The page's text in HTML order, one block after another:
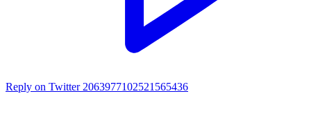
Reply on Twitter 2063977102521565436